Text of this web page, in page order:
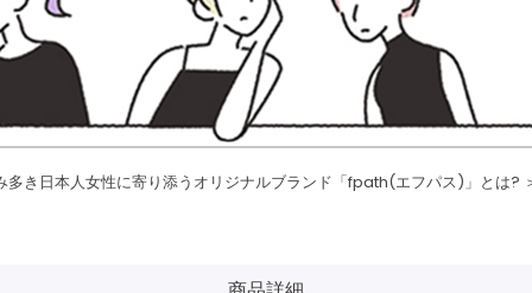
多き日本人女性に寄り添うオリジナルブランド「fpath(エフパス)」とは?